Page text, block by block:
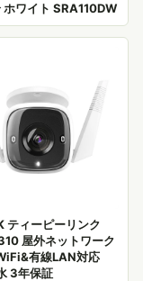
ホワイト SRA110DW
ティーピーリンク
屋外ネットワーク
有線LAN対応
3年保証